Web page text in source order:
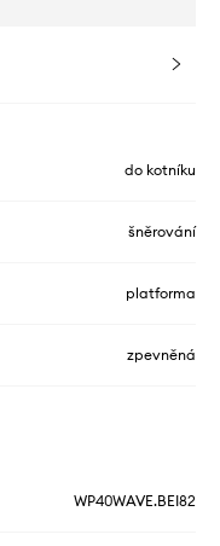
do kotníku
šněrování
platforma
zpevněná
WP40WAVE.BEI82